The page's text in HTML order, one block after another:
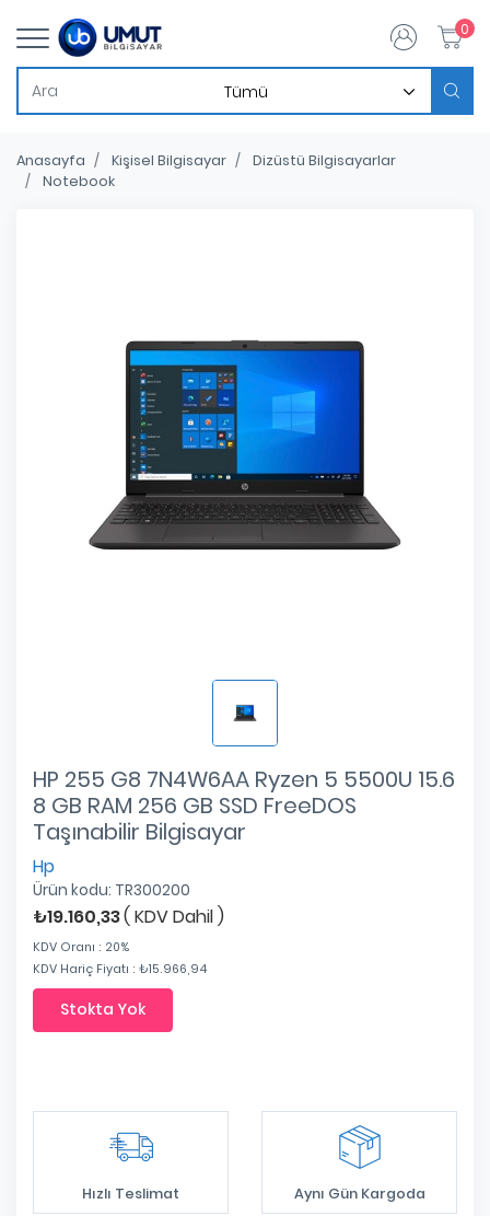
0
Anasayfa Kişisel Bilgisayar
Dizüstü Bilgisayarlar
Notebook
HP 255 G8 7N4W6AA Ryzen 5 5500U 15.6
8 GB RAM 256 GB SSD FreeDOS
Taşınabilir Bilgisayar
Hp
Ürün kodu: TR300200
₺19.160,33( KDV Dahil )
KDV Oranı : 20%
KDV Hariç Fiyatı : ₺15.966,94
Stokta Yok
Hızlı Teslimat Aynı Gün Kargoda